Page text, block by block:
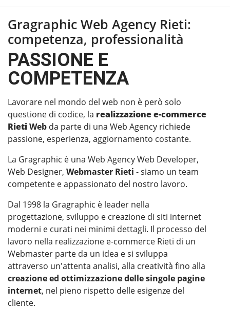
Gragraphic Web Agency Rieti:
competenza, professionalità
PASSIONE E
COMPETENZA
Lavorare nel mondo del web non è però solo
questione di codice, la realizzazione e-commerce
RietiWeb da parte di una Web Agency richiede
passione, esperienza, aggiornamento costante.
La Gragraphic è una Web Agency Web Developer,
Web Designer, Webmaster Rieti - siamo un team
competente e appassionato del nostro lavoro.
Dal 1998 la Gragraphic è leader nella
progettazione, sviluppo e creazione di siti internet
moderni e curati nei minimi dettagli. Il processo del
lavoro nella realizzazione e-commerce Rieti di un
Webmaster parte da un idea e si sviluppa
attraverso un'attenta analisi, alla creatività fino alla
creazione ed ottimizzazione delle singole pagine
internet, nel pieno rispetto delle esigenze del
cliente.